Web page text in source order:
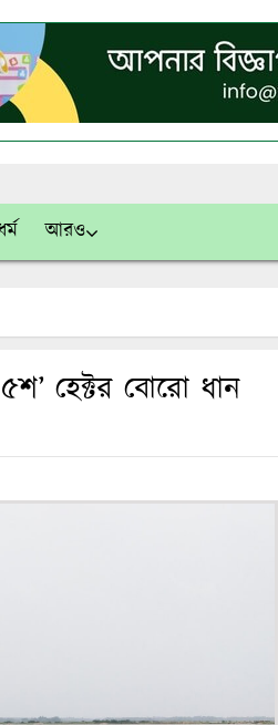
আরও
হেক্টর বোরো ধান